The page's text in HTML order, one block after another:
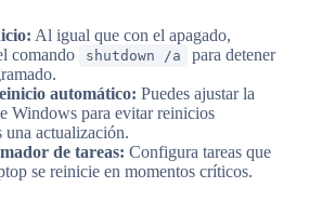
Al igual que con el apagado,
comando
shutdown /a
para detener
automático: Puedes ajustar la
Windows para evitar reinicios
una actualización.
de tareas: Configura tareas que
se reinicie en momentos críticos.